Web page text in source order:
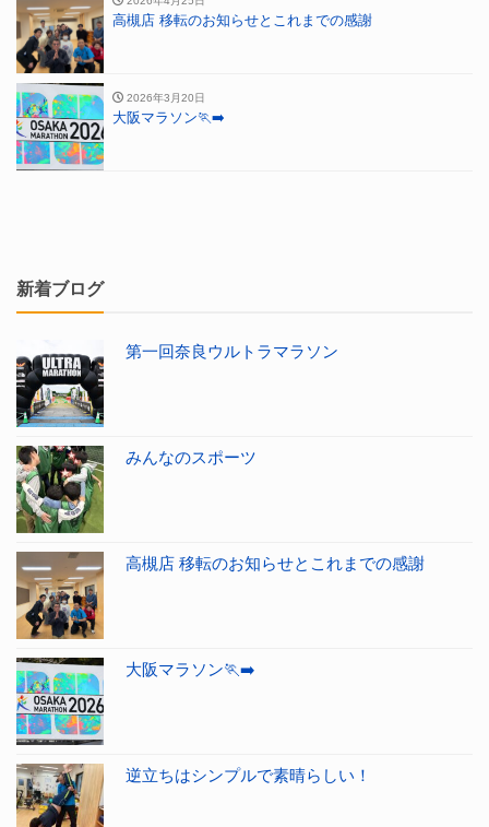
高槻店 移転のお知らせとこれまでの感謝
2026年3月20日
大阪マラソン🏃‍➡️
新着ブログ
第一回奈良ウルトラマラソン
みんなのスポーツ
高槻店 移転のお知らせとこれまでの感謝
大阪マラソン🏃‍➡️
逆立ちはシンプルで素晴らしい！